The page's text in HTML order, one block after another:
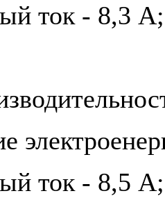
ток - 8,3 А;
ток - 8,5 А;